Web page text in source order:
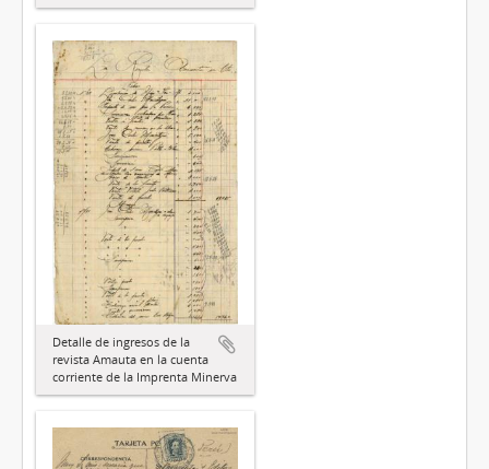
Detalle de ingresos de la
revista Amauta en la cuenta
corriente de la Imprenta Minerva